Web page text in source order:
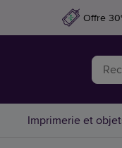
Offre
Imprimerie et